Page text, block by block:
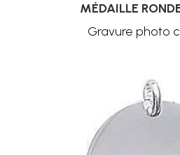
MÉDAILLE
Gravure photo